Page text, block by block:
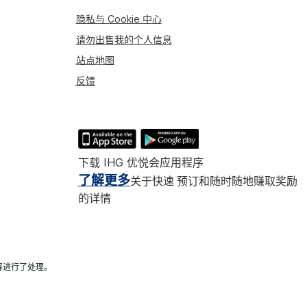
隐私与 Cookie 中心
请勿出售我的个人信息
站点地图
反馈
下载 IHG 优悦会应用程序
了解更多关于快速 预订和随时随地赚取奖励
的详情
行了处理。